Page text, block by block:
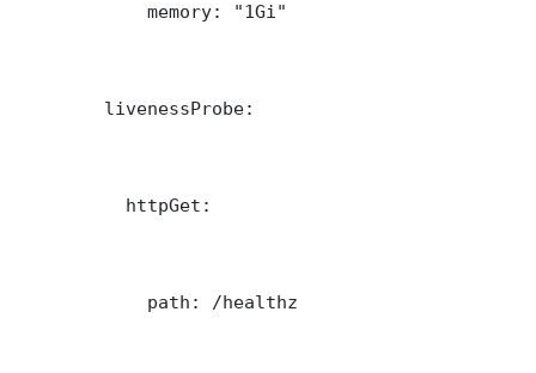
            memory: "1Gi"
        livenessProbe:
          httpGet:
            path: /healthz